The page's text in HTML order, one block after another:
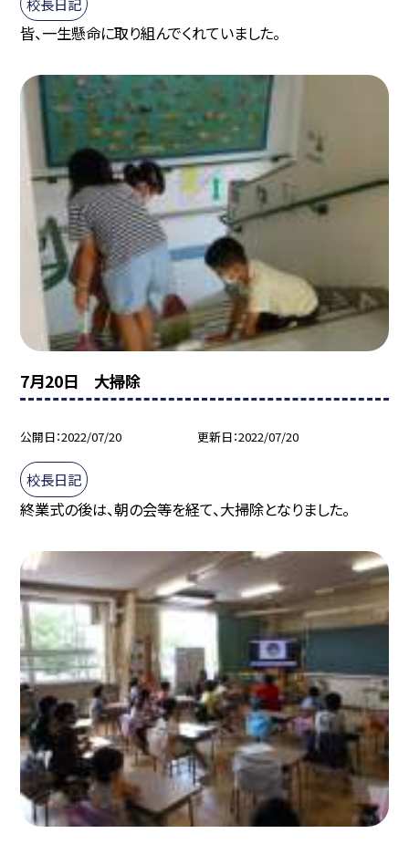
皆、一生懸命に取り組んでくれていました。
7月20日 大掃除
公開日 2022/07/20 更新日 2022/07/20
校長日記
終業式の後は、朝の会等を経て、大掃除となりました。